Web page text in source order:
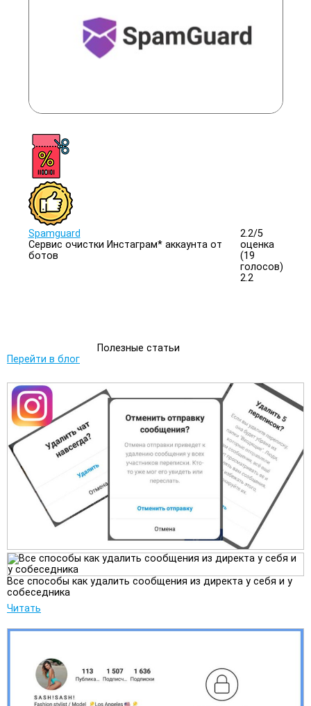
Spamguard
Сервис очистки Инстаграм* аккаунта от
ботов
2.2/5
оценка
(19
голосов)
2.2
Полезные статьи
Перейти в блог
Все способы как удалить сообщения из директа у себя и у
собеседника
Читать